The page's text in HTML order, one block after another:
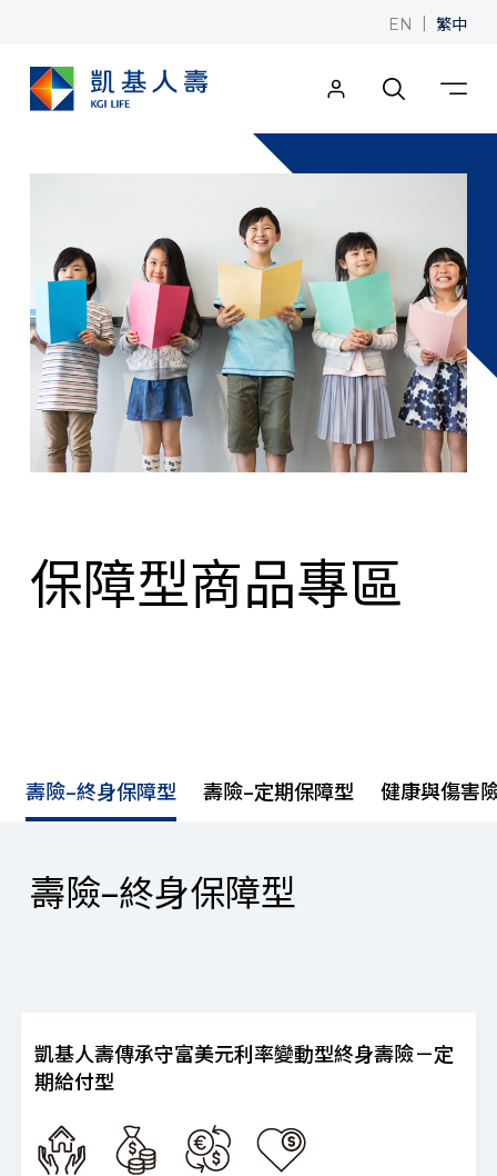
EN | 繁中
保障型商品專區
壽險–終身保障型 壽險–定期保障型 健康與傷害
壽險–終身保障型
凱基人壽傳承守富美元利率變動型終身壽險－定
期給付型